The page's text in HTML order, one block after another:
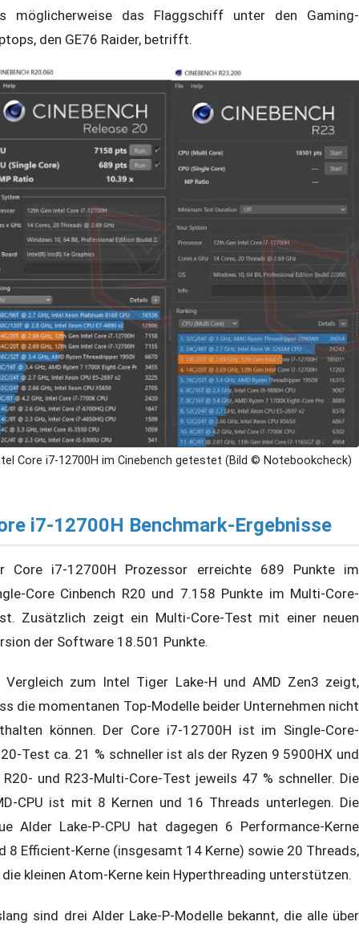
möglicherweise das Flaggschiff unter den Gaming-
den GE76 Raider, betrifft.
Core i7-12700H im Cinebench getestet (Bild © Notebookcheck)
i7-12700H Benchmark-Ergebnisse
Core i7-12700H Prozessor erreichte 689 Punkte im
Core Cinbench R20 und 7.158 Punkte im Multi-Core-
Zusätzlich zeigt ein Multi-Core-Test mit einer neuen
der Software 18.501 Punkte.
Vergleich zum Intel Tiger Lake-H und AMD Zen3 zeigt,
die momentanen Top-Modelle beider Unternehmen nicht
können. Der Core i7-12700H ist im Single-Core-
Test ca. 21 % schneller ist als der Ryzen 9 5900HX und
und R23-Multi-Core-Test jeweils 47 % schneller. Die
CPU ist mit 8 Kernen und 16 Threads unterlegen. Die
Alder Lake-P-CPU hat dagegen 6 Performance-Kerne
8 Efficient-Kerne (insgesamt 14 Kerne) sowie 20 Threads,
kleinen Atom-Kerne kein Hyperthreading unterstützen.
sind drei Alder Lake-P-Modelle bekannt, die alle über